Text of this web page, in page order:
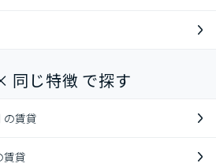
同じ特徴 で探す
賃貸
貸